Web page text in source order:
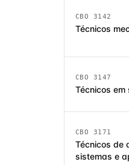
CBO 3142
Técnicos
CBO 3147
Técnicos em
CBO 3171
Técnicos de
sistemas e